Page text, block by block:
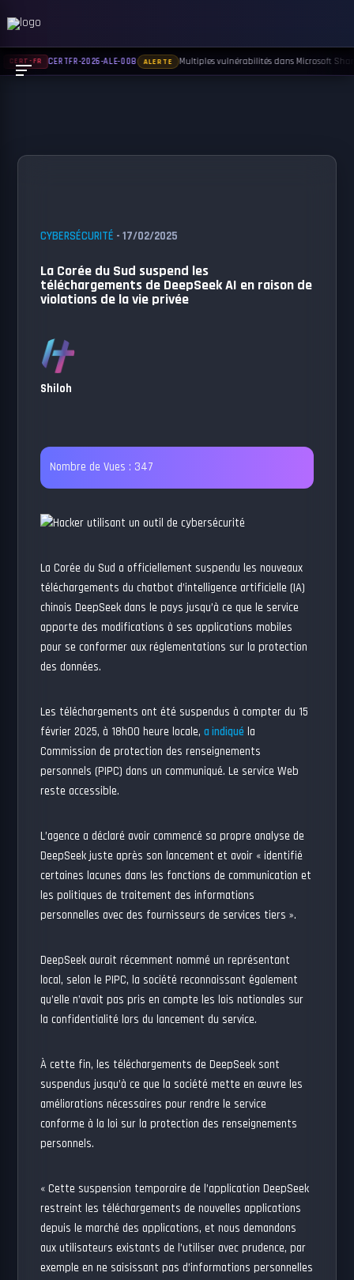
CYBERSÉCURITÉ - 17/02/2025
La Corée du Sud suspend les
téléchargements de DeepSeek AI en raison de
violations de la vie privée
Shiloh
Nombre de Vues : 347
La Corée du Sud a officiellement suspendu les nouveaux
téléchargements du chatbot d’intelligence artificielle (IA)
chinois DeepSeek dans le pays jusqu’à ce que le service
apporte des modifications à ses applications mobiles
pour se conformer aux réglementations sur la protection
des données.
Les téléchargements ont été suspendus à compter du 15
février 2025, à 18h00 heure locale,a indiqué la
Commission de protection des renseignements
personnels (PIPC) dans un communiqué. Le service Web
reste accessible.
L’agence a déclaré avoir commencé sa propre analyse de
DeepSeek juste après son lancement et avoir « identifié
certaines lacunes dans les fonctions de communication et
les politiques de traitement des informations
personnelles avec des fournisseurs de services tiers ».
DeepSeek aurait récemment nommé un représentant
local, selon le PIPC, la société reconnaissant également
qu’elle n’avait pas pris en compte les lois nationales sur
la confidentialité lors du lancement du service.
À cette fin, les téléchargements de DeepSeek sont
suspendus jusqu’à ce que la société mette en œuvre les
améliorations nécessaires pour rendre le service
conforme à la loi sur la protection des renseignements
personnels.
« Cette suspension temporaire de l’application DeepSeek
restreint les téléchargements de nouvelles applications
depuis le marché des applications, et nous demandons
aux utilisateurs existants de l’utiliser avec prudence, par
exemple en ne saisissant pas d’informations personnelles
CERT-FR CERTFR-2026-ALE-008 ALERTE Multiples vulnérabilités dans Microsoft